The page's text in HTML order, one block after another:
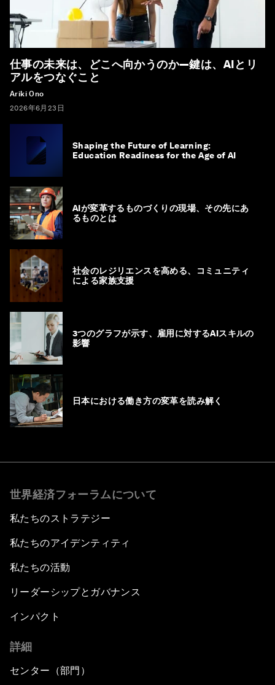
仕事の未来は、どこへ向かうのか―鍵は、AIとリ
アルをつなぐこと
Ariki Ono
2026年6月23日
Shaping the Future of Learning:
Education Readiness for the Age of AI
AIが変革するものづくりの現場、その先にあ
るものとは
社会のレジリエンスを高める、コミュニティ
による家族支援
3つのグラフが示す、雇用に対するAIスキルの
影響
日本における働き方の変革を読み解く
世界経済フォーラムについて
私たちのストラテジー
私たちのアイデンティティ
私たちの活動
リーダーシップとガバナンス
インパクト
詳細
センター（部門）